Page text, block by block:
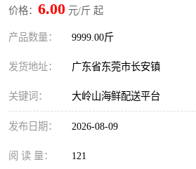
价格： 6.00 元/斤 起
产品数量： 9999.00斤
发货地址： 广东省东莞市长安镇
关键词： 大岭山海鲜配送平台
发布日期： 2026-08-09
阅 读 量： 121